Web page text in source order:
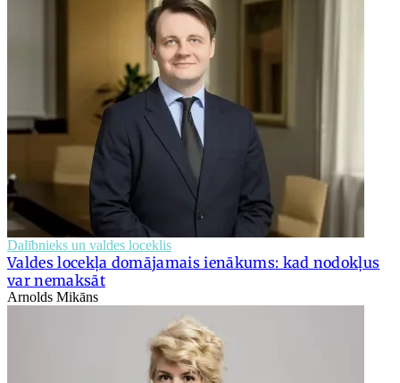
Dalībnieks un valdes loceklis
Valdes locekļa domājamais ienākums: kad nodokļus
var nemaksāt
Arnolds Mikāns